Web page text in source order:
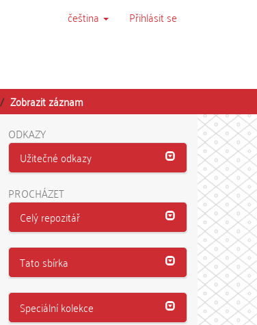
čeština Přihlásit se
Zobrazit záznam
ODKAZY
Užitečné odkazy
PROCHÁZET
Celý repozitář
Tato sbírka
Speciální kolekce